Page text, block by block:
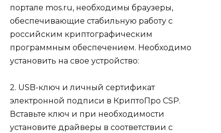
портале mos.ru, необходимы браузеры,
обеспечивающие стабильную работу с
российским криптографическим
программным обеспечением. Необходимо
установить на свое устройство:
2. USB-ключ и личный сертификат
электронной подписи в КриптоПро CSP.
Вставьте ключ и при необходимости
установите драйверы в соответствии с